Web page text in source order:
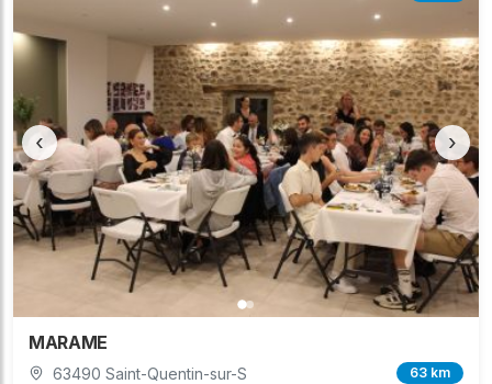
‹ ›
MARAME
63490 Saint-Quentin-sur-S 63 km